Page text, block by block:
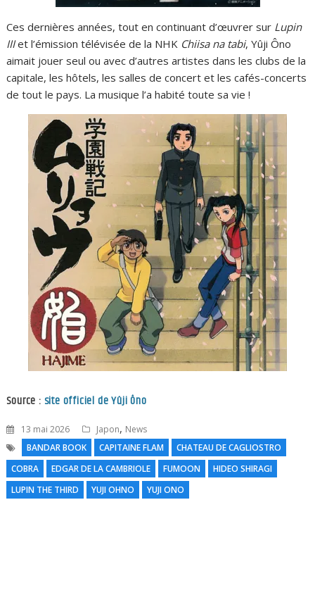
Ces dernières années, tout en continuant d’œuvrer sur Lupin
IIIet l’émission télévisée de la NHK Chiisa na tabi, Yûji Ôno
aimait jouer seul ou avec d’autres artistes dans les clubs de la
capitale, les hôtels, les salles de concert et les cafés-concerts
de tout le pays. La musique l’a habité toute sa vie !
Source : site officiel de Yûji Ôno
13 mai 2026 Japon, News
BANDAR BOOK
CAPITAINE FLAM
CHATEAU DE CAGLIOSTRO
COBRA
EDGAR DE LA CAMBRIOLE FUMOON
HIDEO SHIRAGI
LUPIN THE THIRD
YUJI OHNO YUJI ONO